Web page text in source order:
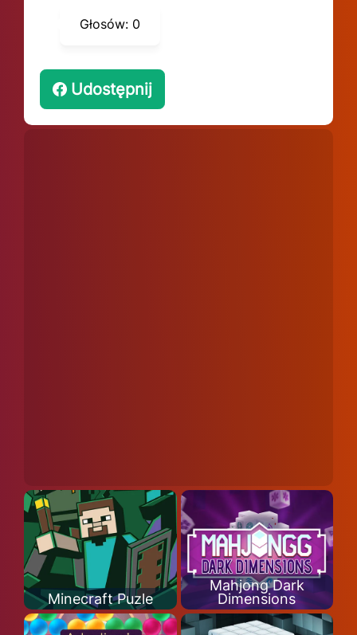
Głosów: 0
Udostępnij
Minecraft Puzle
Mahjong Dark
Dimensions